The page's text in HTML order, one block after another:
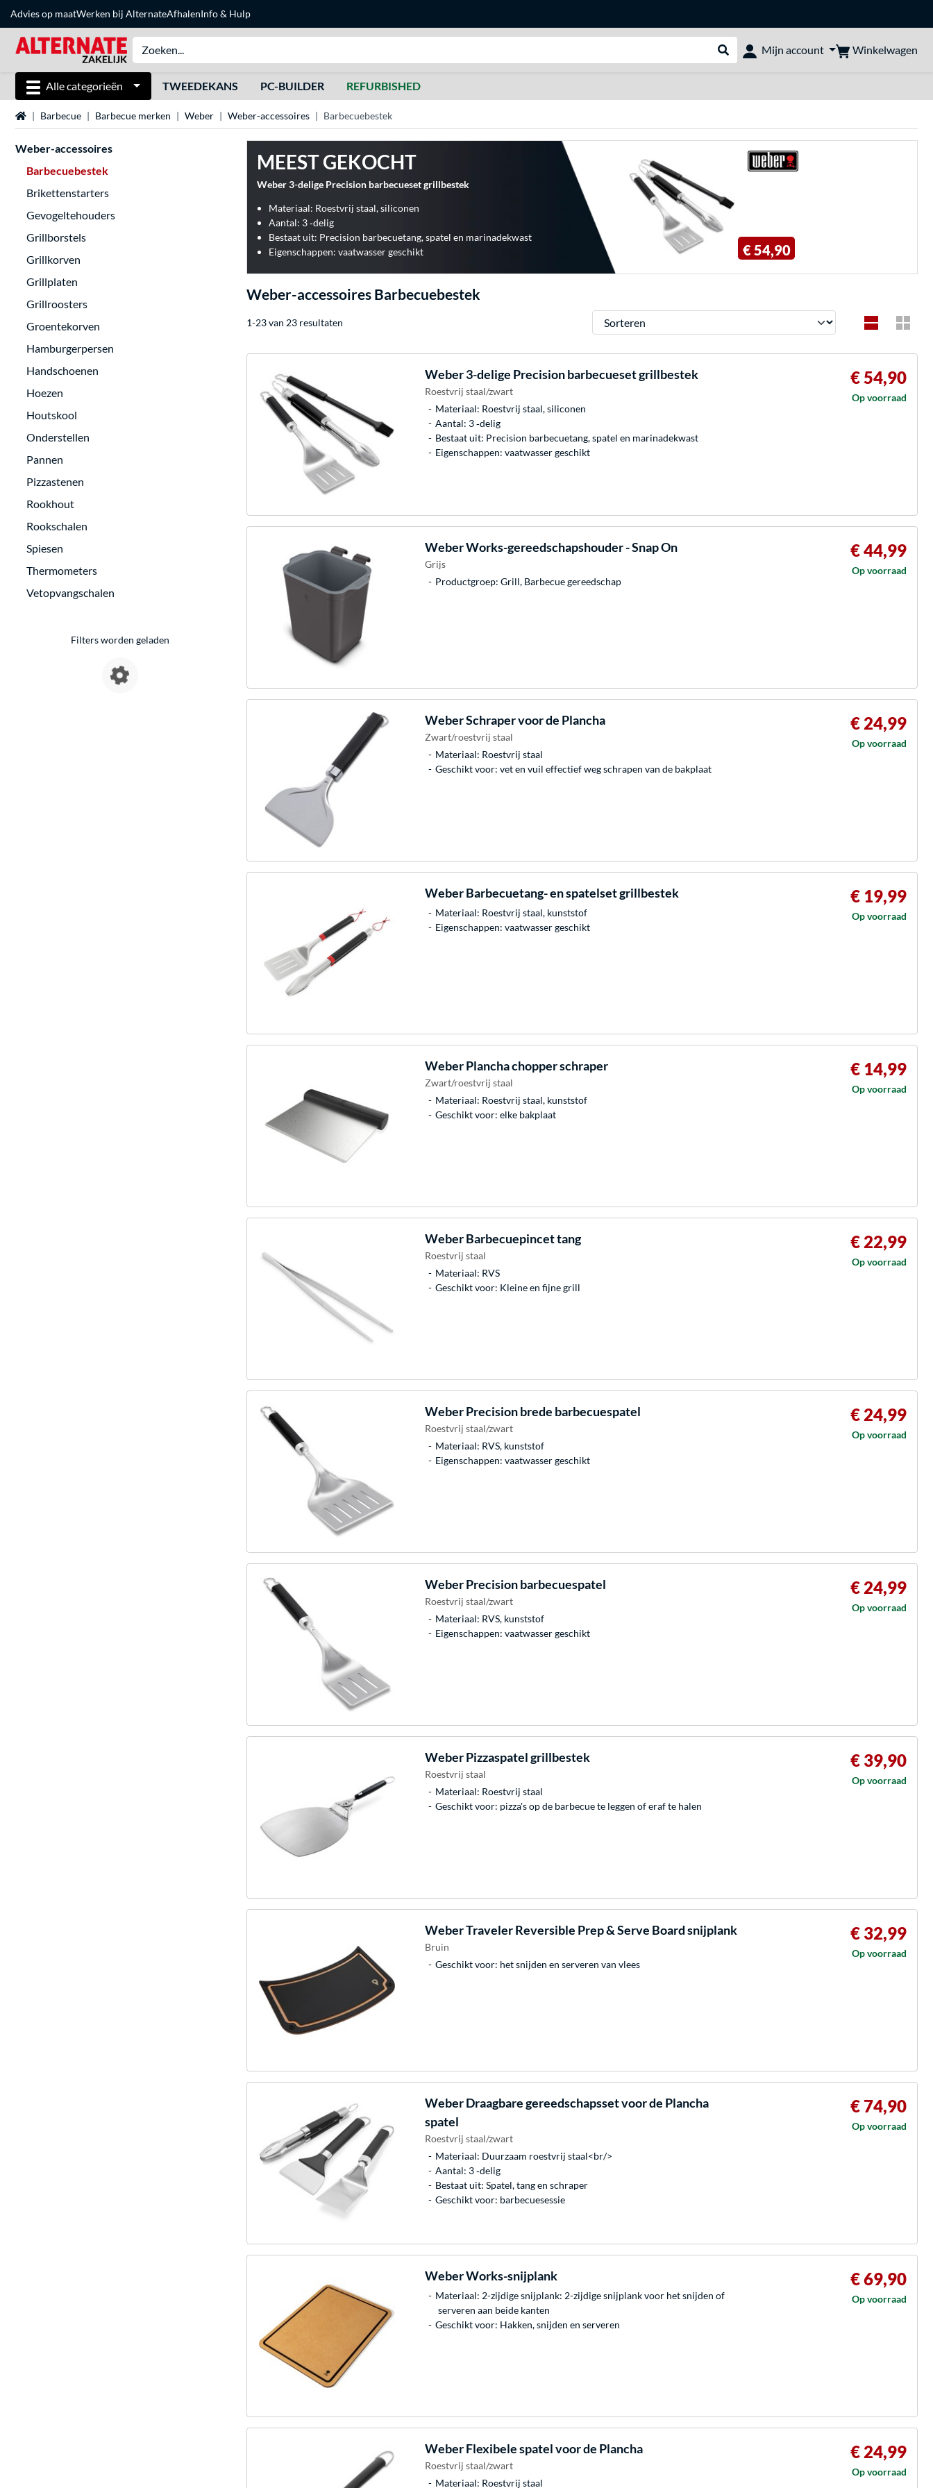
Advies op maatWerken bij AlternateAfhalenInfo & Hulp
Webshop doorzoeken
Mijn account Winkelwagen
Alle categorieën TWEEDEKANS PC-BUILDER REFURBISHED
Home Barbecue Barbecue merken Weber Weber-accessoires Barbecuebestek
Weber-accessoires
Barbecuebestek
Brikettenstarters
Gevogeltehouders
Grillborstels
Grillkorven
Grillplaten
Grillroosters
Groentekorven
Hamburgerpersen
Handschoenen
Hoezen
Houtskool
Onderstellen
Pannen
Pizzastenen
Rookhout
Rookschalen
Spiesen
Thermometers
Vetopvangschalen
Filters worden geladen
MEEST GEKOCHT
Weber 3-delige Precision barbecueset grillbestek
Materiaal: Roestvrij staal, siliconen
Aantal: 3 ‐delig
Bestaat uit: Precision barbecuetang, spatel en marinadekwast
Eigenschappen: vaatwasser geschikt
€ 54,90
Weber-accessoires Barbecuebestek
1-23 van 23 resultaten Sorteren
Weber3-delige Precision barbecueset grillbestek
Roestvrij staal/zwart
Materiaal: Roestvrij staal, siliconen
Aantal: 3 ‐delig
Bestaat uit: Precision barbecuetang, spatel en marinadekwast
Eigenschappen: vaatwasser geschikt
€ 54,90
Op voorraad
WeberWorks-gereedschapshouder - Snap On
Grijs
Productgroep: Grill, Barbecue gereedschap
€ 44,99
Op voorraad
WeberSchraper voor de Plancha
Zwart/roestvrij staal
Materiaal: Roestvrij staal
Geschikt voor: vet en vuil effectief weg schrapen van de bakplaat
€ 24,99
Op voorraad
WeberBarbecuetang- en spatelset grillbestek
Materiaal: Roestvrij staal, kunststof
Eigenschappen: vaatwasser geschikt
€ 19,99
Op voorraad
WeberPlancha chopper schraper
Zwart/roestvrij staal
Materiaal: Roestvrij staal, kunststof
Geschikt voor: elke bakplaat
€ 14,99
Op voorraad
WeberBarbecuepincet tang
Roestvrij staal
Materiaal: RVS
Geschikt voor: Kleine en fijne grill
€ 22,99
Op voorraad
WeberPrecision brede barbecuespatel
Roestvrij staal/zwart
Materiaal: RVS, kunststof
Eigenschappen: vaatwasser geschikt
€ 24,99
Op voorraad
WeberPrecision barbecuespatel
Roestvrij staal/zwart
Materiaal: RVS, kunststof
Eigenschappen: vaatwasser geschikt
€ 24,99
Op voorraad
WeberPizzaspatel grillbestek
Roestvrij staal
Materiaal: Roestvrij staal
Geschikt voor: pizza's op de barbecue te leggen of eraf te halen
€ 39,90
Op voorraad
WeberTraveler Reversible Prep & Serve Board snijplank
Bruin
Geschikt voor: het snijden en serveren van vlees
€ 32,99
Op voorraad
WeberDraagbare gereedschapsset voor de Plancha
spatel
Roestvrij staal/zwart
Materiaal: Duurzaam roestvrij staal<br/>
Aantal: 3 ‐delig
Bestaat uit: Spatel, tang en schraper
Geschikt voor: barbecuesessie
€ 74,90
Op voorraad
WeberWorks-snijplank
Materiaal: 2-zijdige snijplank: 2-zijdige snijplank voor het snijden of
serveren aan beide kanten
Geschikt voor: Hakken, snijden en serveren
€ 69,90
Op voorraad
WeberFlexibele spatel voor de Plancha
Roestvrij staal/zwart
Materiaal: Roestvrij staal
€ 24,99
Op voorraad